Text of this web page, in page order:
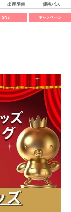
出産準備 優待パス
SNS キャンペーン